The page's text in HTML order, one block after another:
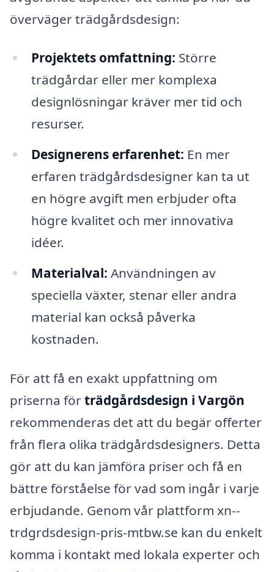
överväger trädgårdsdesign:
Projektets omfattning: Större
trädgårdar eller mer komplexa
designlösningar kräver mer tid och
resurser.
Designerens erfarenhet: En mer
erfaren trädgårdsdesigner kan ta ut
en högre avgift men erbjuder ofta
högre kvalitet och mer innovativa
idéer.
Materialval: Användningen av
speciella växter, stenar eller andra
material kan också påverka
kostnaden.
För att få en exakt uppfattning om
priserna förträdgårdsdesign i Vargön
rekommenderas det att du begär offerter
från flera olika trädgårdsdesigners. Detta
gör att du kan jämföra priser och få en
bättre förståelse för vad som ingår i varje
erbjudande. Genom vår plattform xn--
trdgrdsdesign-pris-mtbw.se kan du enkelt
komma i kontakt med lokala experter och